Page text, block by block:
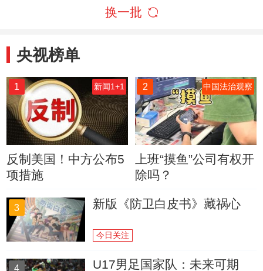
取消对伊打击 以色列换一批
央视榜单
1 新闻1+1
反制美国！中方公布5
项措施
2 中国法治观察
上班“摸鱼”公司有权开
除吗？
3 新版《防卫白皮书》藏祸心
今日关注
4 U17男足国家队：未来可期